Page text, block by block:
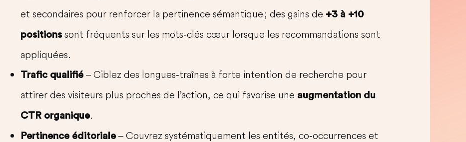
et secondaires pour renforcer la pertinence sémantique ; des gains de +3 à +10
positions sont fréquents sur les mots‑clés cœur lorsque les recommandations sont
appliquées.
Trafic qualifié – Ciblez des longues‑traînes à forte intention de recherche pour
attirer des visiteurs plus proches de l’action, ce qui favorise une augmentation du
CTR organique.
Pertinence éditoriale – Couvrez systématiquement les entités, co‑occurrences et